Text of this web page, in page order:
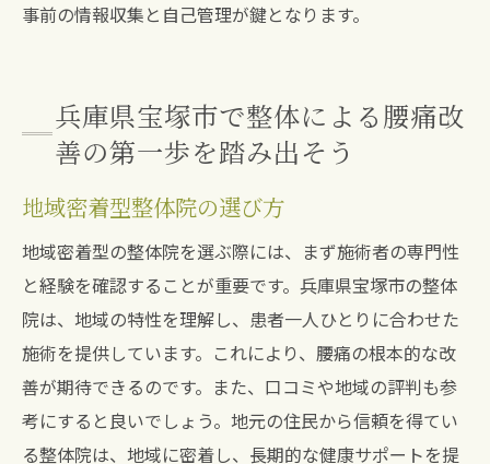
事前の情報収集と自己管理が鍵となります。
兵庫県宝塚市で整体による腰痛改
善の第一歩を踏み出そう
地域密着型整体院の選び方
地域密着型の整体院を選ぶ際には、まず施術者の専門性
と経験を確認することが重要です。兵庫県宝塚市の整体
院は、地域の特性を理解し、患者一人ひとりに合わせた
施術を提供しています。これにより、腰痛の根本的な改
善が期待できるのです。また、口コミや地域の評判も参
考にすると良いでしょう。地元の住民から信頼を得てい
る整体院は、地域に密着し、長期的な健康サポートを提